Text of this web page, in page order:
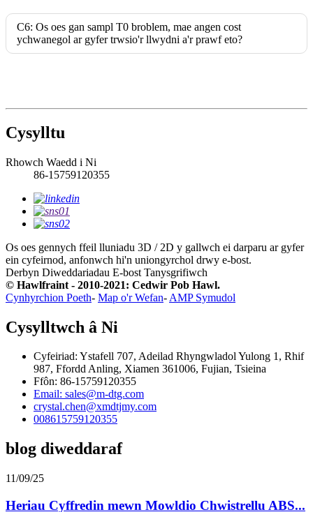
C6: Os oes gan sampl T0 broblem, mae angen cost
ychwanegol ar gyfer trwsio'r llwydni a'r prawf eto?
Cysylltu
Rhowch Waedd i Ni
86-15759120355
Os oes gennych ffeil lluniadu 3D / 2D y gallwch ei darparu ar gyfer
ein cyfeirnod, anfonwch hi'n uniongyrchol drwy e-bost.
Derbyn Diweddariadau E-bost Tanysgrifiwch
© Hawlfraint - 2010-2021: Cedwir Pob Hawl.
Cynhyrchion Poeth- Map o'r Wefan- AMP Symudol
Cysylltwch â Ni
Cyfeiriad: Ystafell 707, Adeilad Rhyngwladol Yulong 1, Rhif
987, Ffordd Anling, Xiamen 361006, Fujian, Tsieina
Ffôn: 86-15759120355
Email: sales@m-dtg.com
crystal.chen@xmdtjmy.com
008615759120355
blog diweddaraf
11/09/25
Heriau Cyffredin mewn Mowldio Chwistrellu ABS...